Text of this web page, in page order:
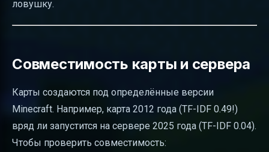
ловушку.
Совместимость карты и сервера
Карты создаются под определённые версии
Minecraft. Например, карта 2012 года (TF-IDF 0.49!)
вряд ли запустится на сервере 2025 года (TF-IDF 0.04).
Чтобы проверить совместимость: